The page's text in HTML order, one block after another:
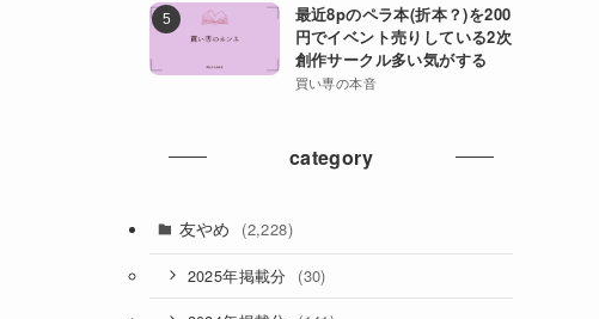
最近8pのペラ本(折本？)を200
円でイベント売りしている2次
創作サークル多い気がする
買い専の本音
category
友やめ (2,228)
2025年掲載分 (30)